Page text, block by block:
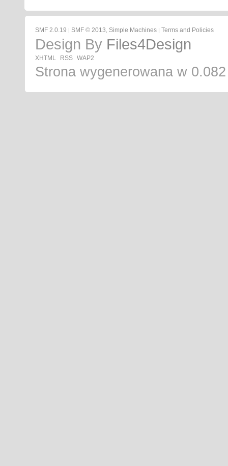
SMF 2.0.19 | SMF © 2013 Simple Machines | Terms and Policies
Design By Files4Design
XHTML RSS WAP2
Strona wygenerowana w